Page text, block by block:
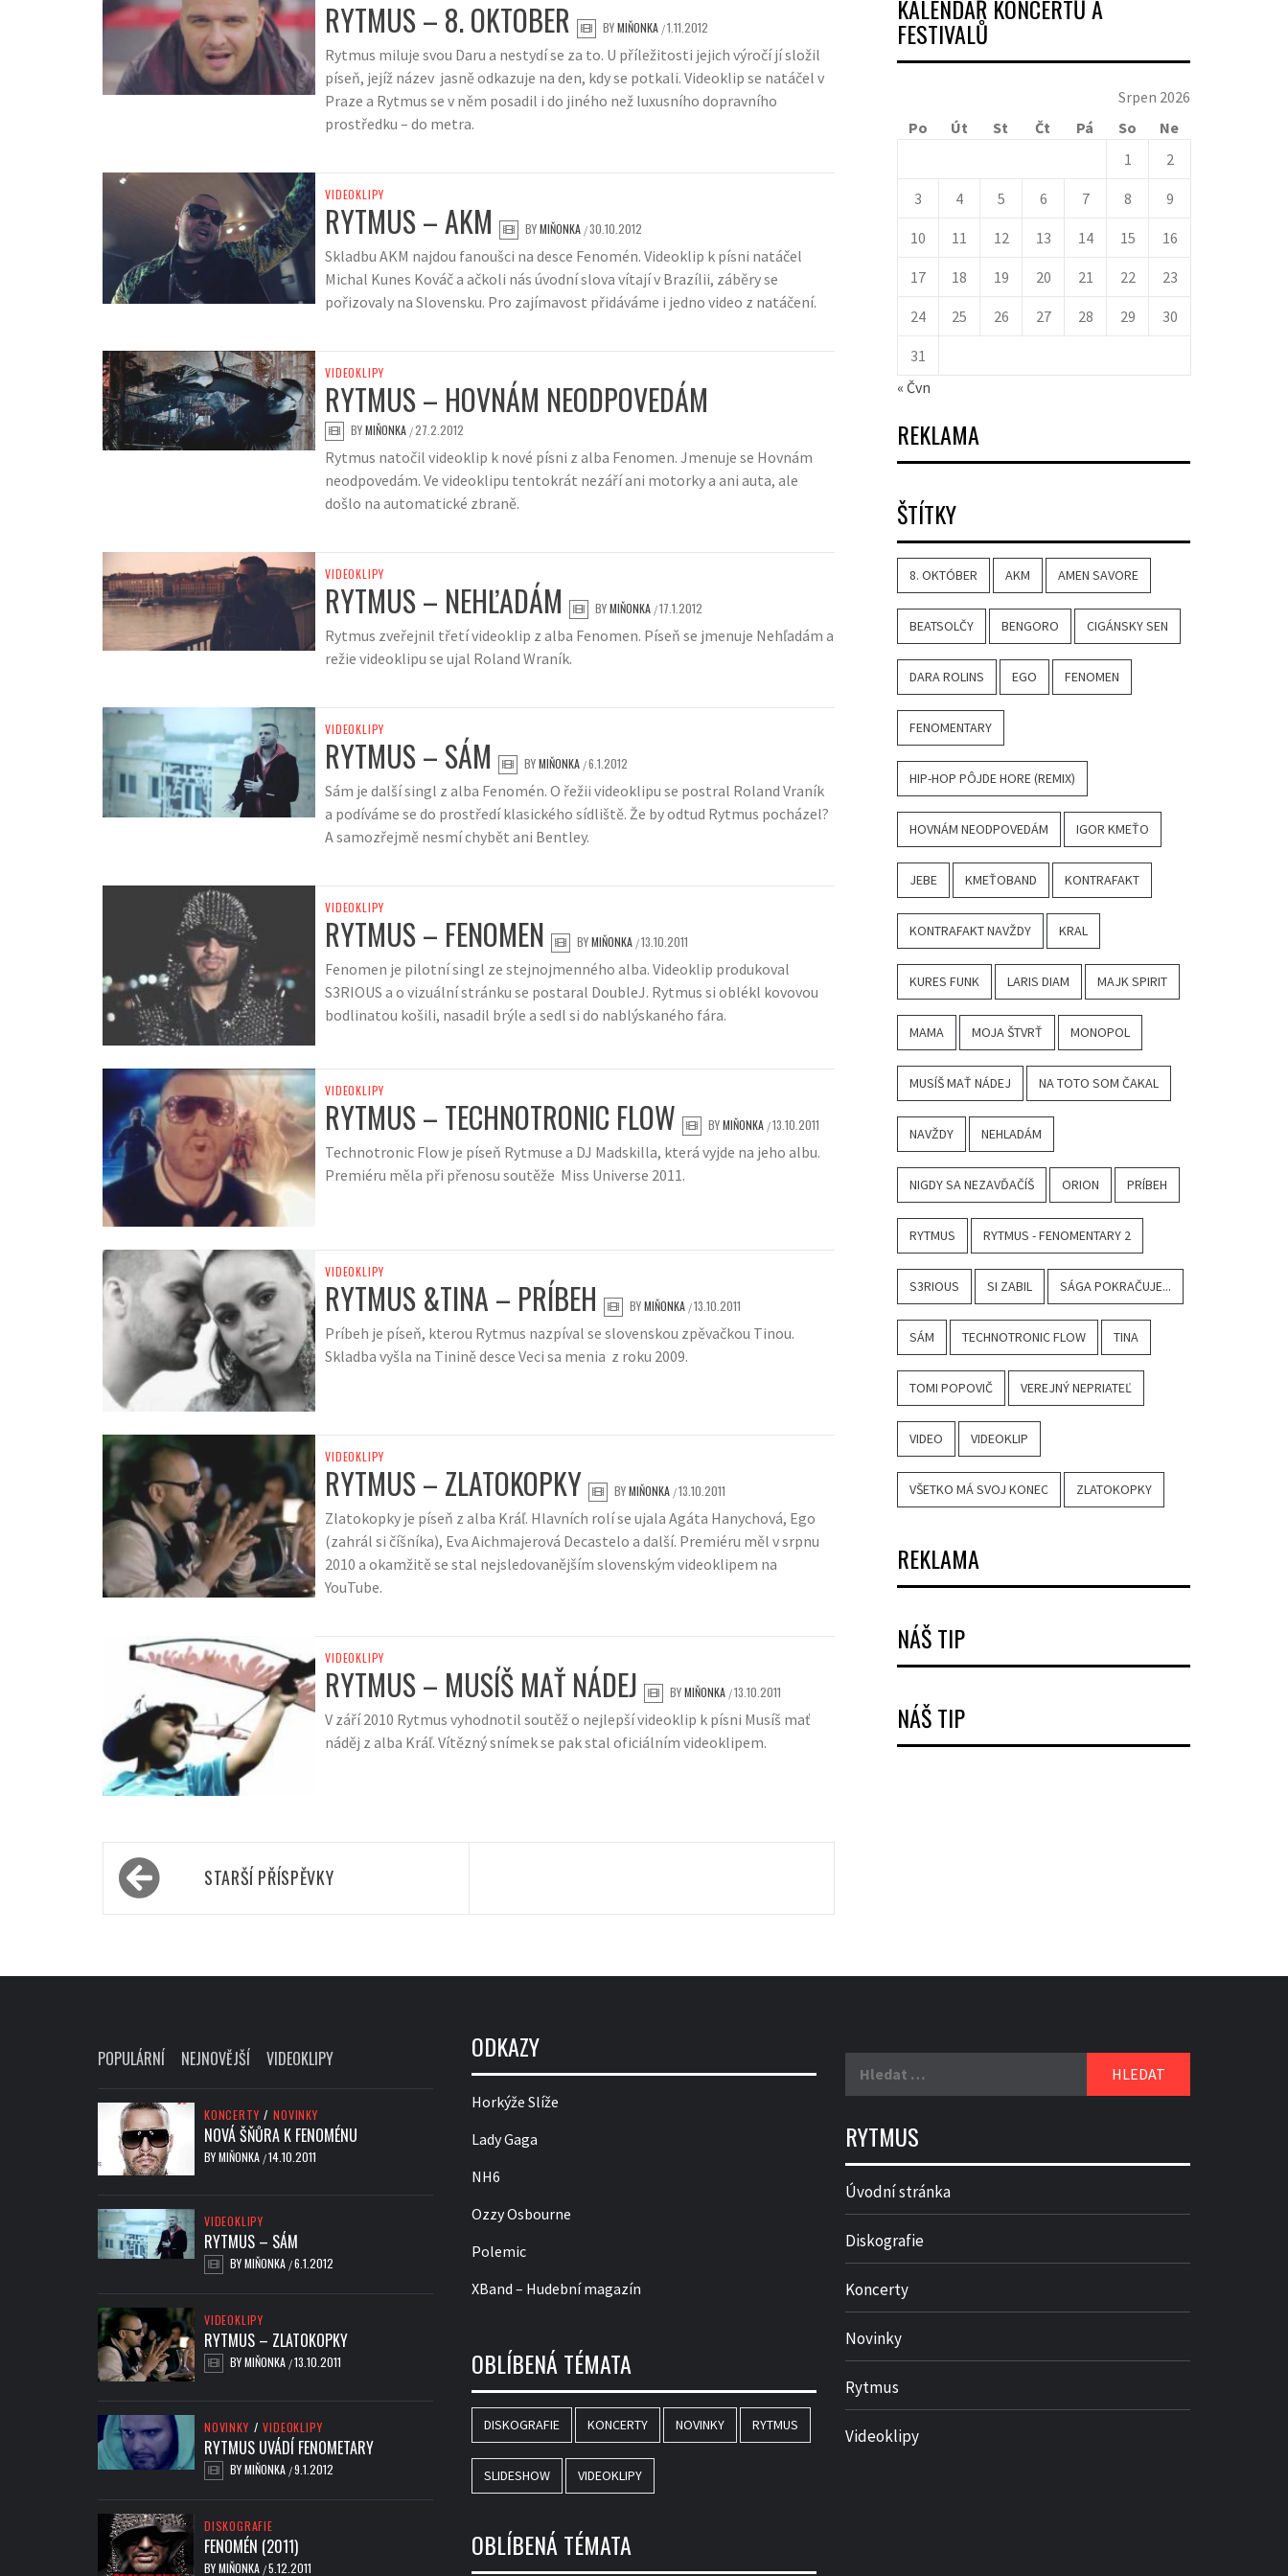
RYTMUS – 8. OKTOBER BYMIŇONKA /1.11.2012
Rytmus miluje svou Daru a nestydí se za to. U příležitosti jejich výročí jí složil
píseň, jejíž název jasně odkazuje na den, kdy se potkali. Videoklip se natáčel v
Praze a Rytmus se v něm posadil i do jiného než luxusního dopravního
prostředku – do metra.
VIDEOKLIPY
RYTMUS – AKM BYMIŇONKA /30.10.2012
Skladbu AKM najdou fanoušci na desce Fenomén. Videoklip k písni natáčel
Michal Kunes Kováč a ačkoli nás úvodní slova vítají v Brazílii, záběry se
pořizovaly na Slovensku. Pro zajímavost přidáváme i jedno video z natáčení.
VIDEOKLIPY
RYTMUS – HOVNÁM NEODPOVEDÁM
BYMIŇONKA /27.2.2012
Rytmus natočil videoklip k nové písni z alba Fenomen. Jmenuje se Hovnám
neodpovedám. Ve videoklipu tentokrát nezáří ani motorky a ani auta, ale
došlo na automatické zbraně.
VIDEOKLIPY
RYTMUS – NEHĽADÁM BYMIŇONKA /17.1.2012
Rytmus zveřejnil třetí videoklip z alba Fenomen. Píseň se jmenuje Nehľadám a
režie videoklipu se ujal Roland Wraník.
VIDEOKLIPY
RYTMUS – SÁM BYMIŇONKA /6.1.2012
Sám je další singl z alba Fenomén. O řežii videoklipu se postral Roland Vraník
a podíváme se do prostředí klasického sídliště. Že by odtud Rytmus pocházel?
A samozřejmě nesmí chybět ani Bentley.
VIDEOKLIPY
RYTMUS – FENOMEN BYMIŇONKA /13.10.2011
Fenomen je pilotní singl ze stejnojmenného alba. Videoklip produkoval
S3RIOUS a o vizuální stránku se postaral DoubleJ. Rytmus si oblékl kovovou
bodlinatou košili, nasadil brýle a sedl si do nablýskaného fára.
VIDEOKLIPY
RYTMUS – TECHNOTRONIC FLOW BYMIŇONKA /13.10.2011
Technotronic Flow je píseň Rytmuse a DJ Madskilla, která vyjde na jeho albu.
Premiéru měla při přenosu soutěže Miss Universe 2011.
VIDEOKLIPY
RYTMUS &TINA – PRÍBEH BYMIŇONKA /13.10.2011
Príbeh je píseň, kterou Rytmus nazpíval se slovenskou zpěvačkou Tinou.
Skladba vyšla na Tinině desce Veci sa menia z roku 2009.
VIDEOKLIPY
RYTMUS – ZLATOKOPKY BYMIŇONKA /13.10.2011
Zlatokopky je píseň z alba Kráľ. Hlavních rolí se ujala Agáta Hanychová, Ego
(zahrál si číšníka), Eva Aichmajerová Decastelo a další. Premiéru měl v srpnu
2010 a okamžitě se stal nejsledovanějším slovenským videoklipem na
YouTube.
VIDEOKLIPY
RYTMUS – MUSÍŠ MAŤ NÁDEJ BYMIŇONKA /13.10.2011
V září 2010 Rytmus vyhodnotil soutěž o nejlepší videoklip k písni Musíš mať
náděj z alba Kráľ. Vítězný snímek se pak stal oficiálním videoklipem.
Navigace
pro STARŠÍ PŘÍSPĚVKY
KALENDÁŘ KONCERTŮ A
FESTIVALŮ
Srpen 2026
Po
Út St Čt Pá So
Ne
1
2
3 4 5 6 7 8 9
10 11 12 13 14 15 16
17 18 19 20 21 22 23
24 25 26 27 28 29 30
31
« Čvn
REKLAMA
ŠTÍTKY
8. OKTÓBER AKM AMEN SAVORE
BEATSOLČY BENGORO CIGÁNSKY SEN
DARA ROLINS EGO FENOMEN
FENOMENTARY
HIP-HOP PÔJDE HORE (REMIX)
HOVNÁM NEODPOVEDÁM IGOR KMEŤO
JEBE KMEŤOBAND KONTRAFAKT
KONTRAFAKT NAVŽDY KRAL
KURES FUNK LARIS DIAM MAJK SPIRIT
MAMA MOJA ŠTVRŤ MONOPOL
MUSÍŠ MAŤ NÁDEJ NA TOTO SOM ČAKAL
NAVŽDY NEHLADÁM
NIGDY SA NEZAVĎAČÍŠ ORION PRÍBEH
RYTMUS RYTMUS - FENOMENTARY 2
S3RIOUS SI ZABIL SÁGA POKRAČUJE...
SÁM TECHNOTRONIC FLOW TINA
TOMI POPOVIČ VEREJNÝ NEPRIATEĽ
VIDEO VIDEOKLIP
VŠETKO MÁ SVOJ KONEC ZLATOKOPKY
REKLAMA
NÁŠ TIP
NÁŠ TIP
POPULÁRNÍ NEJNOVĚJŠÍ VIDEOKLIPY
KONCERTY / NOVINKY
NOVÁ ŠŇŮRA K FENOMÉNU
BYMIŇONKA /14.10.2011
VIDEOKLIPY
RYTMUS – SÁM
BYMIŇONKA /6.1.2012
VIDEOKLIPY
RYTMUS – ZLATOKOPKY
BYMIŇONKA /13.10.2011
NOVINKY / VIDEOKLIPY
RYTMUS UVÁDÍ FENOMETARY
BYMIŇONKA /9.1.2012
DISKOGRAFIE
FENOMÉN (2011)
BYMIŇONKA /5.12.2011
ODKAZY
Horkýže Slíže
Lady Gaga
NH6
Ozzy Osbourne
Polemic
XBand – Hudební magazín
OBLÍBENÁ TÉMATA
DISKOGRAFIE KONCERTY NOVINKY RYTMUS
SLIDESHOW VIDEOKLIPY
OBLÍBENÁ TÉMATA
RYTMUS
Úvodní stránka
Diskografie
Koncerty
Novinky
Rytmus
Videoklipy